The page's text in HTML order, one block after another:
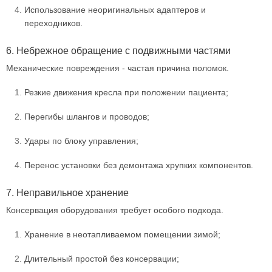
Использование неоригинальных адаптеров и
переходников.
6. Небрежное обращение с подвижными частями
Механические повреждения - частая причина поломок.
Резкие движения кресла при положении пациента;
Перегибы шлангов и проводов;
Удары по блоку управления;
Перенос установки без демонтажа хрупких компонентов.
7. Неправильное хранение
Консервация оборудования требует особого подхода.
Хранение в неотапливаемом помещении зимой;
Длительный простой без консервации;